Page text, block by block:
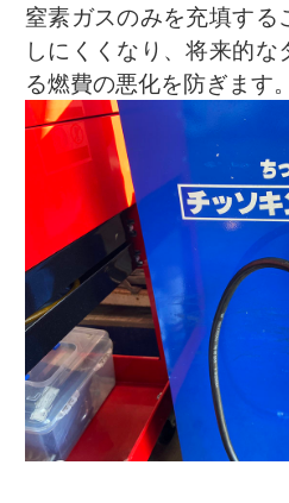
窒素ガスのみを充填する
しにくくなり、将来的な
る燃費の悪化を防ぎます。